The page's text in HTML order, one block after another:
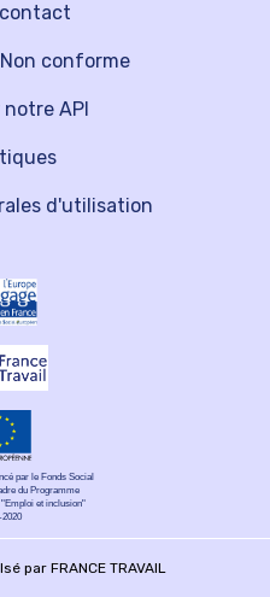
API
conforme
d'utilisation
par le Fonds Social
du Programme
et inclusion"
2020
par FRANCE TRAVAIL